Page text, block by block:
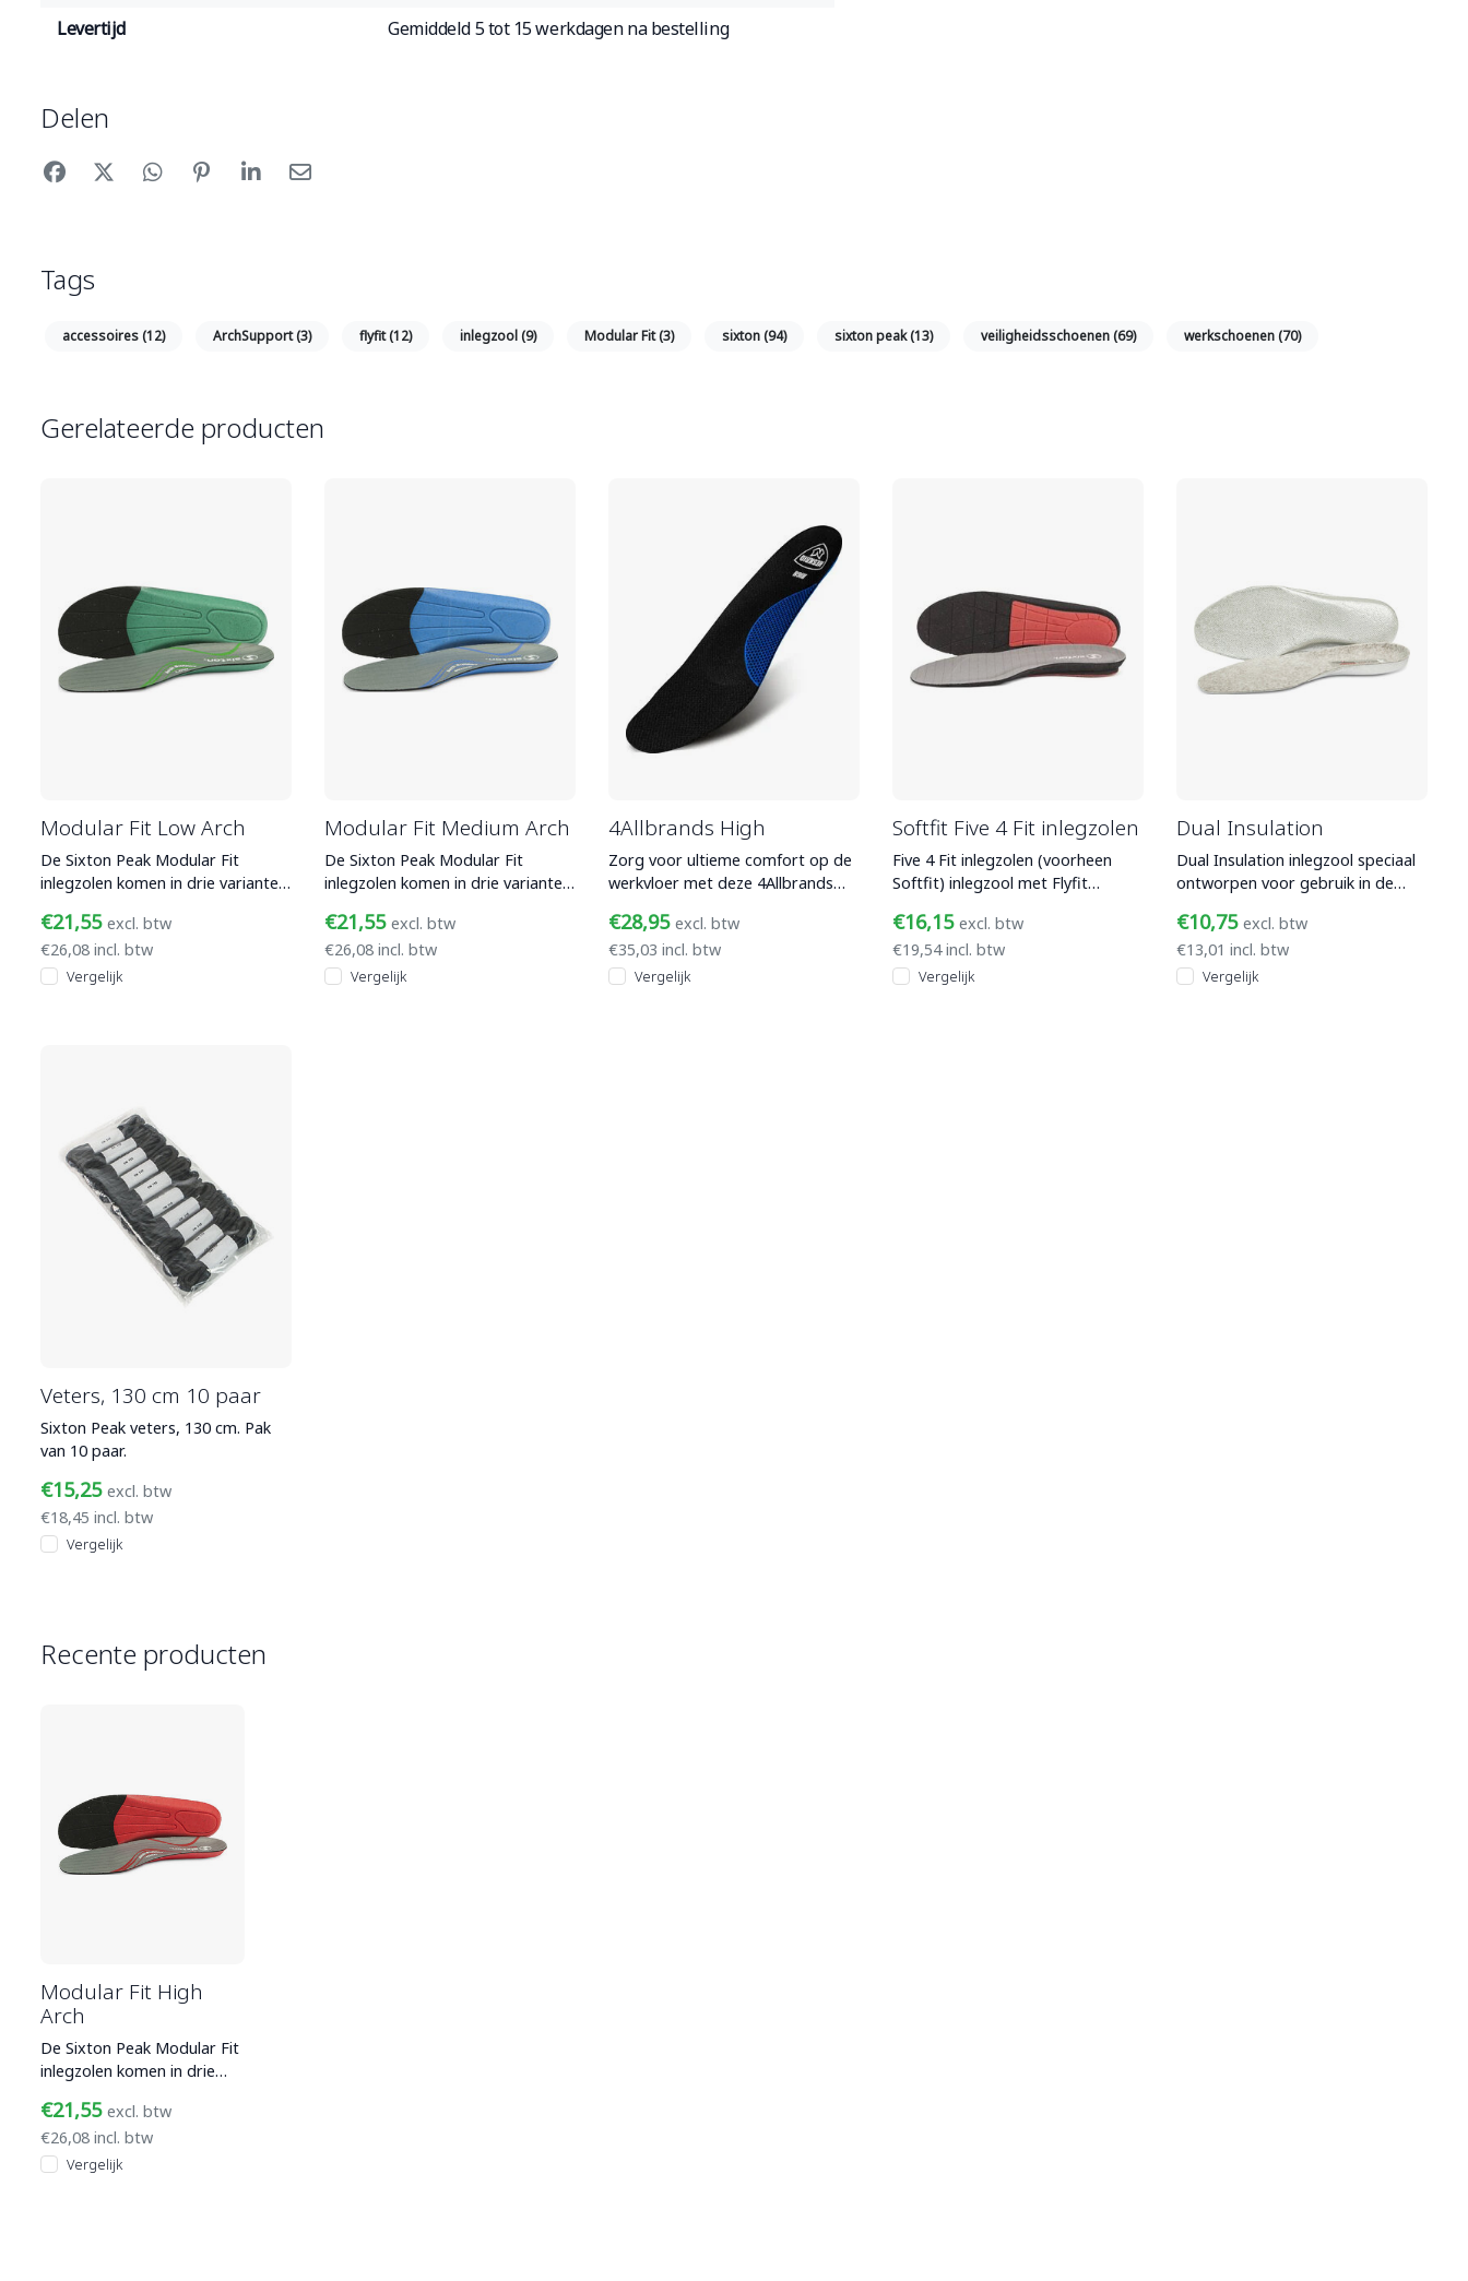
Levertijd
Gemiddeld 5 tot 15 werkdagen na bestelling
Delen
Tags
accessoires(12) ArchSupport(3) flyfit(12) inlegzool(9) Modular Fit(3) sixton(94) sixton peak(13) veiligheidsschoenen(69) werkschoenen(70)
Gerelateerde producten
Modular Fit Low Arch
De Sixton Peak Modular Fit
inlegzolen komen in drie varianten
versc
€21,55 excl. btw
€26,08 incl. btw
Vergelijk
Modular Fit Medium Arch
De Sixton Peak Modular Fit
inlegzolen komen in drie varianten
versc
€21,55 excl. btw
€26,08 incl. btw
Vergelijk
4Allbrands High
Zorg voor ultieme comfort op de
werkvloer met deze 4Allbrands
€28,95 excl. btw
€35,03 incl. btw
Vergelijk
Softfit Five 4 Fit inlegzolen
Five 4 Fit inlegzolen (voorheen
Softfit) inlegzool met Flyfit
Ademen
€16,15 excl. btw
€19,54 incl. btw
Vergelijk
Dual Insulation
Dual Insulation inlegzool speciaal
ontworpen voor gebruik in de
zee
€10,75 excl. btw
€13,01 incl. btw
Vergelijk
Veters, 130 cm 10 paar
Sixton Peak veters, 130 cm. Pak
van 10 paar.
€15,25 excl. btw
€18,45 incl. btw
Vergelijk
Recente producten
Modular Fit High
Arch
De Sixton Peak Modular Fit
inlegzolen komen in drie
anatomisch voetgewelf in
versc
€21,55 excl. btw
€26,08 incl. btw
Vergelijk